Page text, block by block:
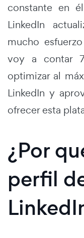
constante en
LinkedIn
mucho
voy a contar
optimizar al
LinkedIn y
ofrecer esta
¿Por
perfil